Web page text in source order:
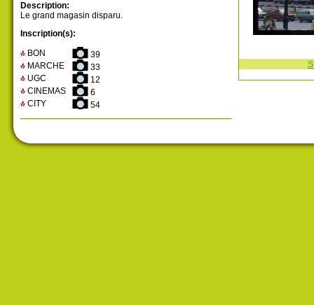
Description:
Le grand magasin disparu.
Inscription(s):
BON
39
MARCHE
33
UGC
12
CINEMAS
6
CITY
54